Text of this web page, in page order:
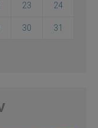
23 24
30 31